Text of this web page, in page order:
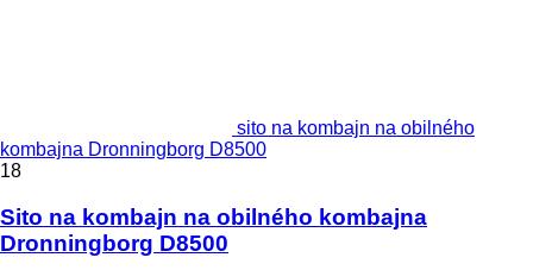
sito na kombajn na obilného
kombajna Dronningborg D8500
18
Sito na kombajn na obilného kombajna
Dronningborg D8500